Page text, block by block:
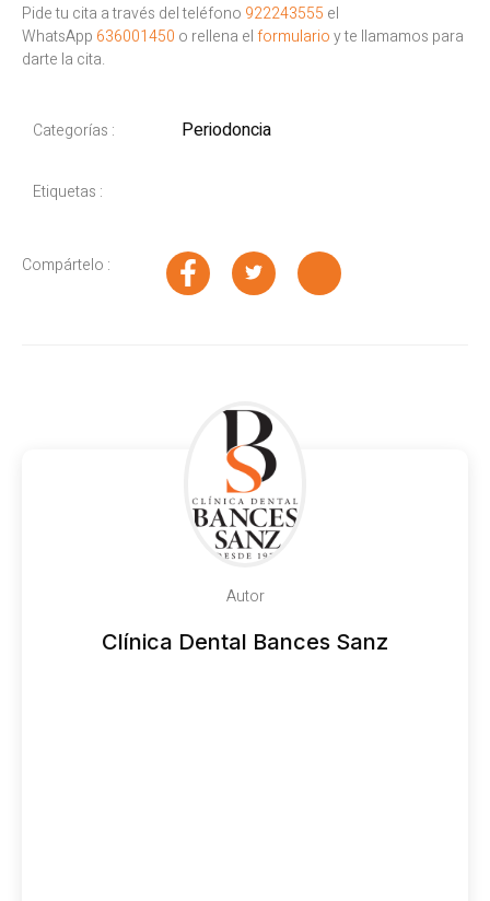
Pide tu cita a través del teléfono 922243555 el
WhatsApp 636001450 o rellena elformularioy te llamamos para
darte la cita.
Categorías : Periodoncia
Etiquetas :
Compártelo :
Autor
Clínica Dental Bances Sanz